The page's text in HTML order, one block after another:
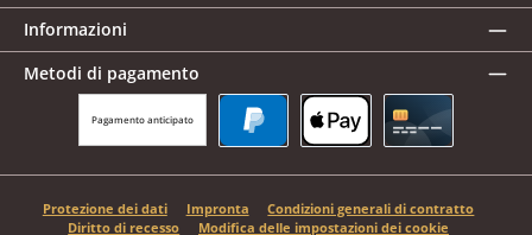
Informazioni
Metodi di pagamento
Pagamento anticipato
Protezione dei dati Impronta
Condizioni generali di contratto
Diritto di recesso
Modifica delle impostazioni dei cookie